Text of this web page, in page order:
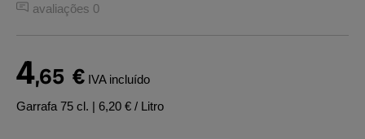
avaliações 0
4,65 € IVA incluído
Garrafa 75 cl. | 6,20 € / Litro